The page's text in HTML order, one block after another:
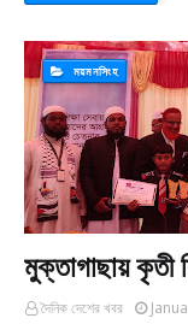
ময়মনসিংহ
মুক্তাগাছায় কৃতী
দৈনিক দেশের খবর